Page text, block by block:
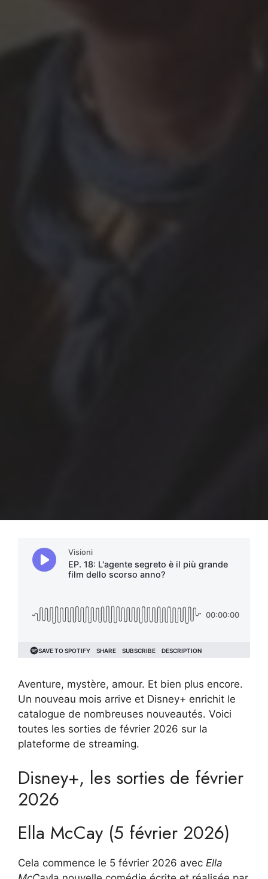
Aventure, mystère, amour. Et bien plus encore.
Un nouveau mois arrive et Disney+ enrichit le
catalogue de nombreuses nouveautés. Voici
toutes les sorties de février 2026 sur la
plateforme de streaming.
Disney+, les sorties de février
2026
Ella McCay (5 février 2026)
Cela commence le 5 février 2026 avec Ella